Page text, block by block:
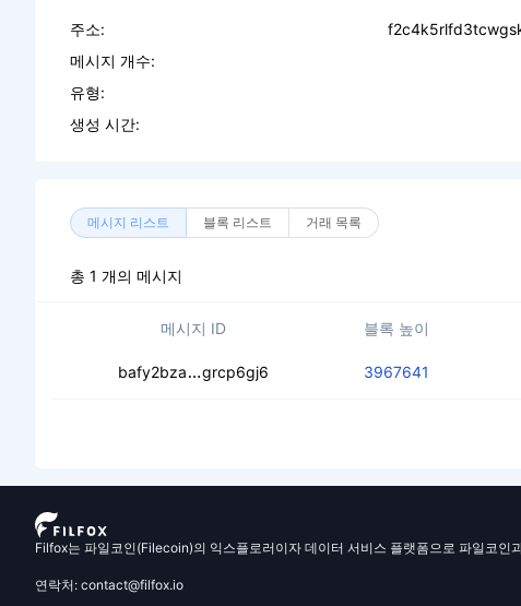
주소:
메시지 개수:
유형:
생성 시간:
메시지 리스트 블록 리스트 거래 목록
총 1 개의 메시지
메시지 ID 블록 높이
bafy2bza grcp6gj6 3967641
Filfox는 파일코인(Filecoin)의 익스플로러이자 데이터 서비스 플랫폼으로 파일코인
연락처: contact@filfox.io